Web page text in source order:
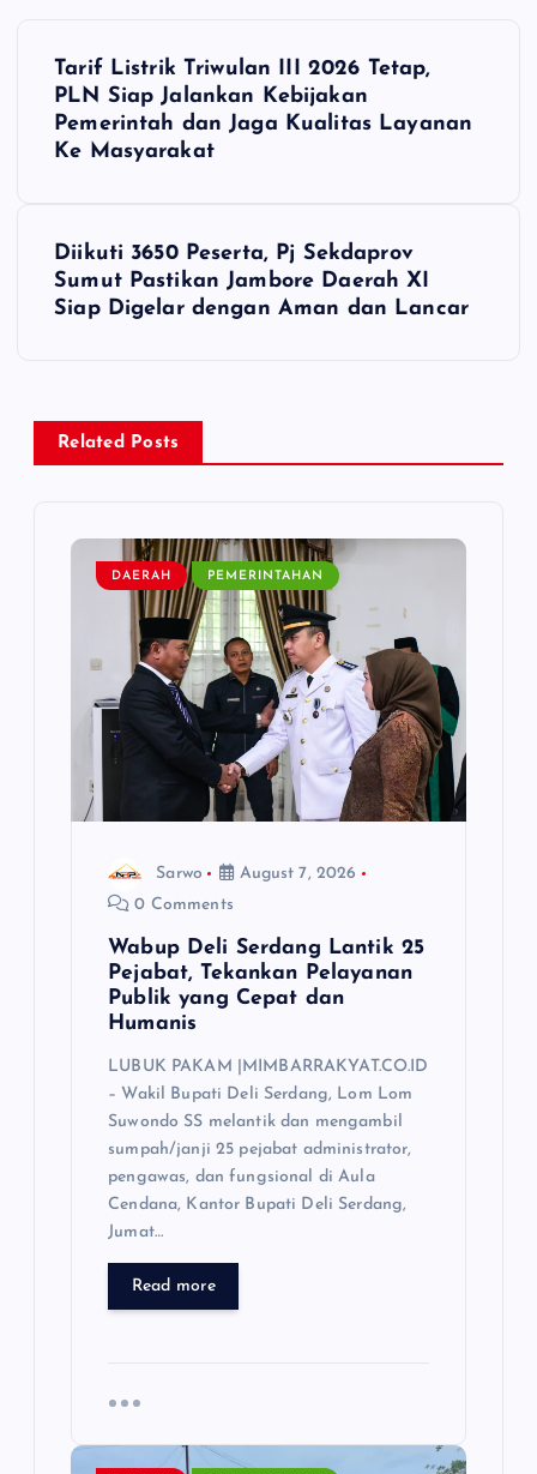
Tarif Listrik Triwulan III 2026 Tetap,
PLN Siap Jalankan Kebijakan
Pemerintah dan Jaga Kualitas Layanan
Ke Masyarakat
Diikuti 3650 Peserta, Pj Sekdaprov
Sumut Pastikan Jambore Daerah XI
Siap Digelar dengan Aman dan Lancar
Related Posts
DAERAH PEMERINTAHAN
Sarwo
August 7, 2026
0 Comments
Wabup Deli Serdang Lantik 25
Pejabat, Tekankan Pelayanan
Publik yang Cepat dan
Humanis
LUBUK PAKAM |MIMBARRAKYAT.CO.ID
– Wakil Bupati Deli Serdang, Lom Lom
Suwondo SS melantik dan mengambil
sumpah/janji 25 pejabat administrator,
pengawas, dan fungsional di Aula
Cendana, Kantor Bupati Deli Serdang,
Jumat…
Read more